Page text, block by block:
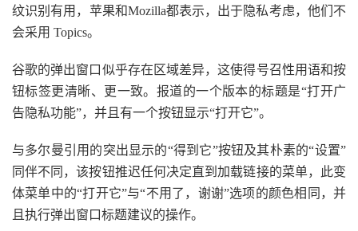
纹识别有用，苹果和Mozilla都表示，出于隐私考虑，他们不
会采用 Topics。
谷歌的弹出窗口似乎存在区域差异，这使得号召性用语和按
钮标签更清晰、更一致。报道的一个版本的标题是“打开广
告隐私功能”，并且有一个按钮显示“打开它”。
与多尔曼引用的突出显示的“得到它”按钮及其朴素的“设置”
同伴不同，该按钮推迟任何决定直到加载链接的菜单，此变
体菜单中的“打开它”与“不用了，谢谢”选项的颜色相同，并
且执行弹出窗口标题建议的操作。